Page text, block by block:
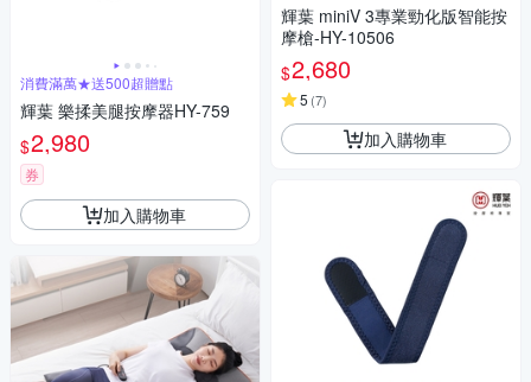
消費滿萬★送500超贈點
輝葉 樂揉美腿按摩器HY-759
$2,980
券
加入購物車
輝葉 miniV 3專業勁化版智能按
摩槍-HY-10506
$2,680
5 (7)
加入購物車